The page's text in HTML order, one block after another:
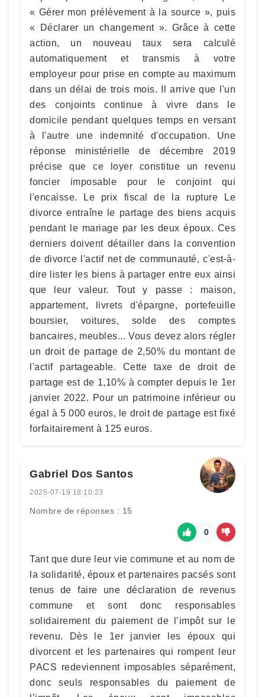
« Gérer mon prélèvement à la source », puis
« Déclarer un changement ». Grâce à cette
action, un nouveau taux sera calculé
automatiquement et transmis à votre
employeur pour prise en compte au maximum
dans un délai de trois mois. Il arrive que l'un
des conjoints continue à vivre dans le
domicile pendant quelques temps en versant
à l'autre une indemnité d'occupation. Une
réponse ministérielle de décembre 2019
précise que ce loyer constitue un revenu
foncier imposable pour le conjoint qui
l'encaisse. Le prix fiscal de la rupture Le
divorce entraîne le partage des biens acquis
pendant le mariage par les deux époux. Ces
derniers doivent détailler dans la convention
de divorce l'actif net de communauté, c'est-à-
dire lister les biens à partager entre eux ainsi
que leur valeur. Tout y passe : maison,
appartement, livrets d'épargne, portefeuille
boursier, voitures, solde des comptes
bancaires, meubles... Vous devez alors régler
un droit de partage de 2,50% du montant de
l'actif partageable. Cette taxe de droit de
partage est de 1,10% à compter depuis le 1er
janvier 2022. Pour un patrimoine inférieur ou
égal à 5 000 euros, le droit de partage est fixé
forfaitairement à 125 euros.
Gabriel Dos Santos
2025-07-19 18:10:23
Nombre de réponses : 15
0
Tant que dure leur vie commune et au nom de
la solidarité, époux et partenaires pacsés sont
tenus de faire une déclaration de revenus
commune et sont donc responsables
solidairement du paiement de l’impôt sur le
revenu. Dès le 1er janvier les époux qui
divorcent et les partenaires qui rompent leur
PACS redeviennent imposables séparément,
donc seuls responsables du paiement de